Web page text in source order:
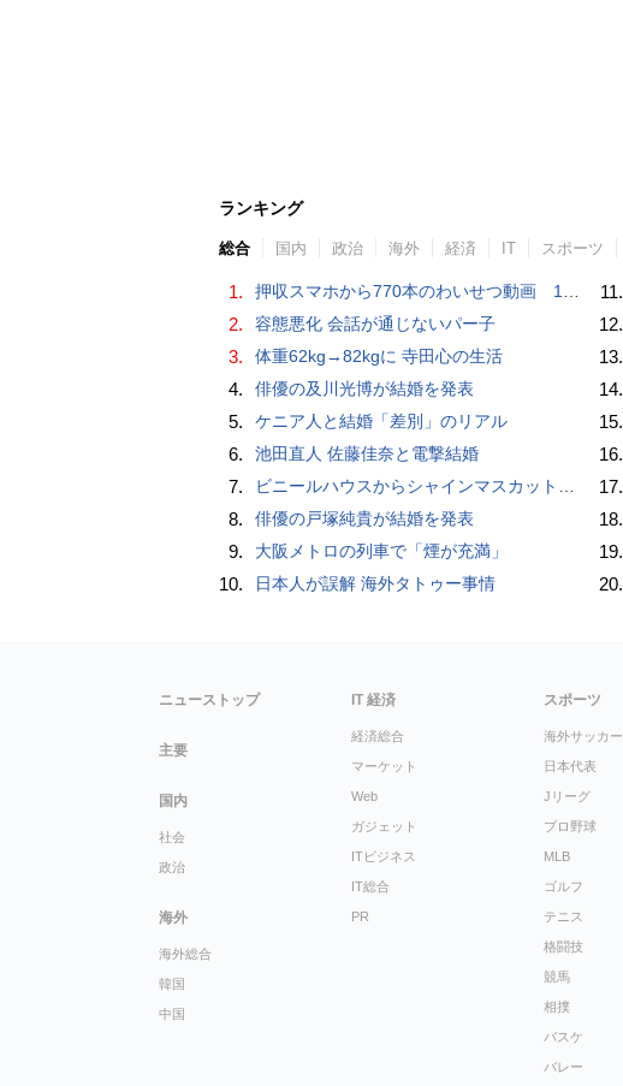
ランキング
総合 国内 政治 海外 経済 IT スポーツ
1. 押収スマホから770本のわいせつ動画 15歳少女に酒と薬飲ませ性的暴行か 54歳男を再逮捕 「薬もありますよ」とSNSで誘い出し
2. 容態悪化 会話が通じないパー子
3. 体重62kg→82kgに 寺田心の生活
4. 俳優の及川光博が結婚を発表
5. ケニア人と結婚「差別」のリアル
6. 池田直人 佐藤佳奈と電撃結婚
7. ビニールハウスからシャインマスカット約200房を盗んだ疑い ネットで販売か 無職の男（42）逮捕 岡山県警
8. 俳優の戸塚純貴が結婚を発表
9. 大阪メトロの列車で「煙が充満」
10. 日本人が誤解 海外タトゥー事情
11.
12.
13.
14.
15.
16.
17.
18.
19.
20.
ニューストップ
主要
国内
社会
政治
海外
海外総合
韓国
中国
IT 経済
経済総合
マーケット
Web
ガジェット
ITビジネス
IT総合
PR
スポーツ
海外サッカー
日本代表
Jリーグ
プロ野球
MLB
ゴルフ
テニス
格闘技
競馬
相撲
バスケ
バレー